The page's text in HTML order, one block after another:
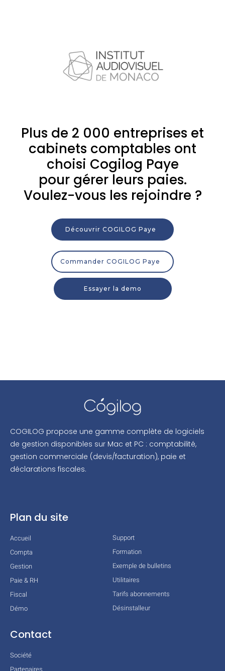
Plus de 2 000 entreprises et
cabinets comptables ont
choisi Cogilog Paye
pour gérer leurs paies.
Voulez-vous les rejoindre ?
Découvrir COGILOG Paye
Commander COGILOG Paye
Essayer la demo
COGILOG propose une gamme complète de logiciels
de gestion disponibles sur Mac et PC : comptabilité,
gestion commerciale (devis/facturation), paie et
déclarations fiscales.
Plan du site
Accueil
Compta
Gestion
Paie & RH
Fiscal
Démo
Support
Formation
Exemple de bulletins
Utilitaires
Tarifs abonnements
Désinstalleur
Contact
Société
Partenaires